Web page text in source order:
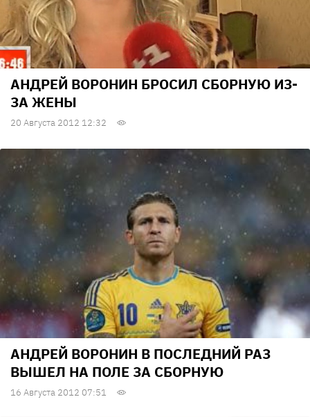
АНДРЕЙ ВОРОНИН БРОСИЛ СБОРНУЮ ИЗ-
ЗА ЖЕНЫ
20 Августа 2012 12:32
АНДРЕЙ ВОРОНИН В ПОСЛЕДНИЙ РАЗ
ВЫШЕЛ НА ПОЛЕ ЗА СБОРНУЮ
16 Августа 2012 07:51